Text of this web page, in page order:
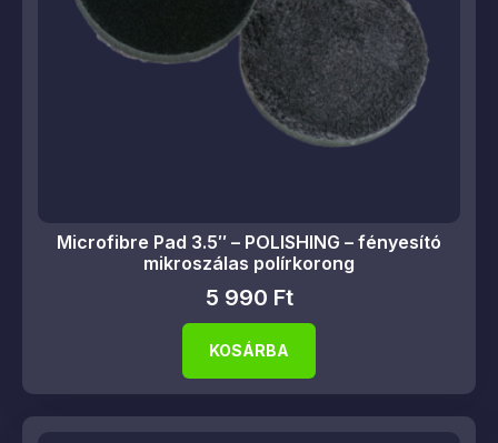
Microfibre Pad 3.5″ – POLISHING – fényesító
mikroszálas polírkorong
5 990 Ft
KOSÁRBA